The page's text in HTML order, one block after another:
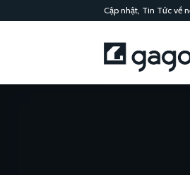
Cập nhật, Tin Tức về